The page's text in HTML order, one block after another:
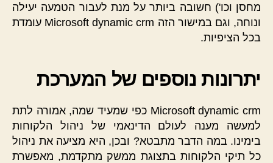
מחסן וכו') חשובה ביותר על מנת לעבור הטמעה יעילה
ונוחה, וגם במישור הזה Microsoft dynamic crm עומדת
בכל הציפיות.
יתרונות נוספים של המערכת
Microsoft dynamic crm כפי שמעיד שמה, אמורה לתת
למעשה מענה לעולם הדינאמי של ניהול הלקוחות
בימינו. במה הדבר מתבטא? ובכן, היא מציעה את ניהול
כל תיקי הלקוחות בתצוגת ממשק מתקדמת, מאפשרת